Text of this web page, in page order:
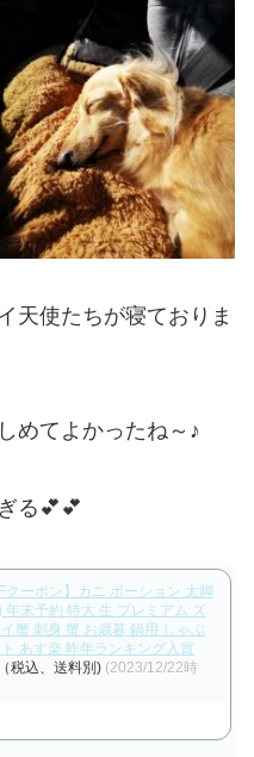
天使たちが寝ておりま
めてよかったね～♪
る💕💕
クーポン】カニ ポーション 太脚
末予約 特大 生 プレミアム ズ
蟹 刺身 蟹 お歳暮 鍋用 しゃぶ
ト あす楽 昨年ランキング入賞
税込、送料別) (2023/12/22時